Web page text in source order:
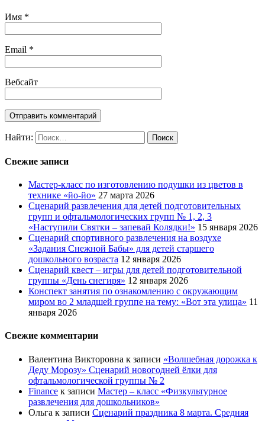
Имя *
Email *
Вебсайт
Найти:
Свежие записи
Мастер-класс по изготовлению подушки из цветов в
технике «йо-йо» 27 марта 2026
Сценарий развлечения для детей подготовительных
групп и офтальмологических групп № 1, 2, 3
«Наступили Святки – запевай Колядки!» 15 января 2026
Сценарий спортивного развлечения на воздухе
«Задания Снежной Бабы» для детей старшего
дошкольного возраста 12 января 2026
Сценарий квест – игры для детей подготовительной
группы «День снегиря» 12 января 2026
Конспект занятия по ознакомлению с окружающим
миром во 2 младшей группе на тему: «Вот эта улица» 11
января 2026
Свежие комментарии
Валентина Викторовна к записи «Волшебная дорожка к
Деду Морозу» Сценарий новогодней ёлки для
офтальмологической группы № 2
Finance к записи Мастер – класс «Физкультурное
развлечения для дошкольников»
Ольга к записи Сценарий праздника 8 марта. Средняя